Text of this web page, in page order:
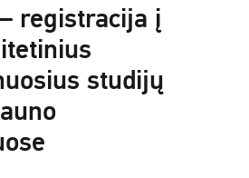
registracija į
studijų